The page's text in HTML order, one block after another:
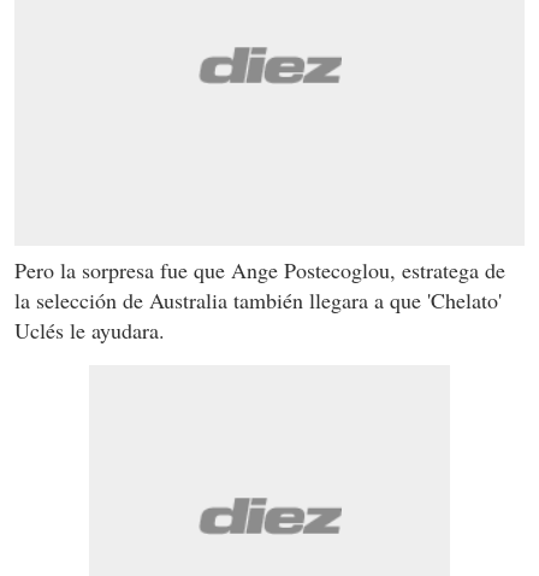
Pero la sorpresa fue que Ange Postecoglou, estratega de
la selección de Australia también llegara a que 'Chelato'
Uclés le ayudara.